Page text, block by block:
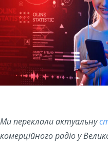
Ми переклали актуальну
комерційного радіо у